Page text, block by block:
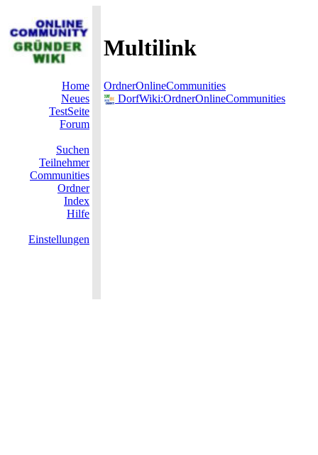
Multilink
Home
Neues
TestSeite
Forum
Suchen
Teilnehmer
Communities
Ordner
Index
Hilfe
Einstellungen
OrdnerOnlineCommunities
DorfWiki:OrdnerOnlineCommunities